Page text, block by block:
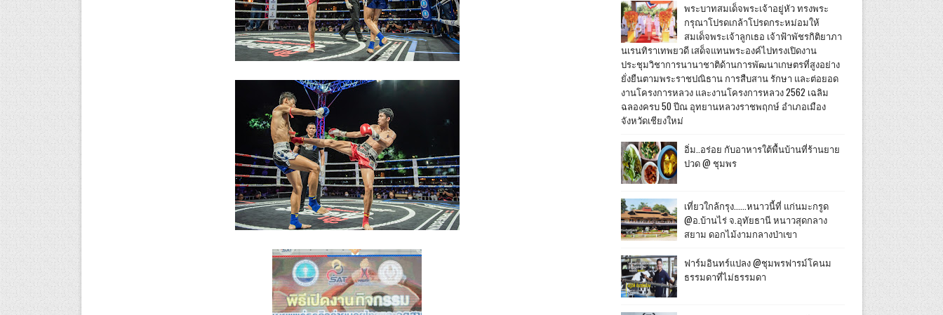
พระบาทสมเด็จพระเจ้าอยู่หัว ทรงพระ
กรุณาโปรดเกล้าโปรดกระหม่อมให้
สมเด็จพระเจ้าลูกเธอ เจ้าฟ้าพัชรกิติยาภา
นเรนทิราเทพยวดี เสด็จแทนพระองค์ไปทรงเปิดงาน
ประชุมวิชาการนานาชาติด้านการพัฒนาเกษตรที่สูงอย่าง
ยั่งยืนตามพระราชปณิธาน การสืบสาน รักษา และต่อยอด
งานโครงการหลวง และงานโครงการหลวง 2562 เฉลิม
ฉลองครบ 50 ปีณ อุทยานหลวงราชพฤกษ์ อำเภอเมือง
จังหวัดเชียงใหม่
อิ่ม..อร่อย กับอาหารใต้พื้นบ้านที่ร้านยาย
ปวด @ ชุมพร
เที่ยวใกล้กรุง......หนาวนี้ที่ แก่นมะกรูด
@อ.บ้านไร่ จ.อุทัยธานี หนาวสุดกลาง
สยาม ดอกไม้งามกลางป่าเขา
ฟาร์มอินทร์แปลง @ชุมพรฟารม์โคนม
ธรรมดาที่ไม่ธรรมดา